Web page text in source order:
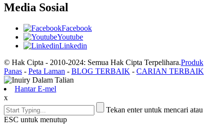
Media Sosial
Facebook
Youtube
Linkedin
© Hak Cipta - 2010-2024: Semua Hak Cipta Terpelihara.Produk
Panas - Peta Laman - BLOG TERBAIK - CARIAN TERBAIK
Hantar E-mel
x
Tekan enter untuk mencari atau
ESC untuk menutup